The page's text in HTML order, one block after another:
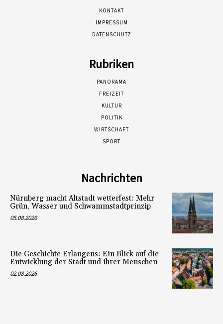
KONTAKT
IMPRESSUM
DATENSCHUTZ
Rubriken
PANORAMA
FREIZEIT
KULTUR
POLITIK
WIRTSCHAFT
SPORT
Nachrichten
Nürnberg macht Altstadt wetterfest: Mehr
Grün, Wasser und Schwammstadtprinzip
05.08.2026
Die Geschichte Erlangens: Ein Blick auf die
Entwicklung der Stadt und ihrer Menschen
02.08.2026